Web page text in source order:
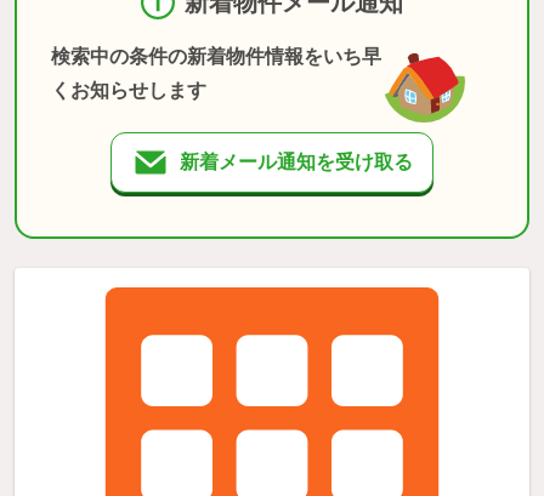
検索中の条件の新着物件情報をいち早
くお知らせします
新着メール通知を受け取る